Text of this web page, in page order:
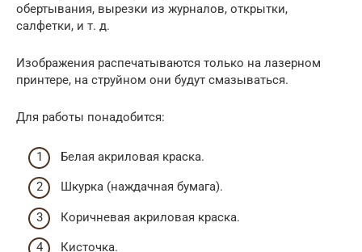
обертывания, вырезки из журналов, открытки,
салфетки, и т. д.
Изображения распечатываются только на лазерном
принтере, на струйном они будут смазываться.
Для работы понадобится:
Белая акриловая краска.
Шкурка (наждачная бумага).
Коричневая акриловая краска.
Кисточка.